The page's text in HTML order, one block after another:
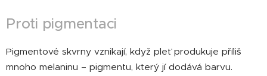
Proti pigmentaci
Pigmentové skvrny vznikají, když pleť produkuje příliš
mnoho melaninu – pigmentu, který jí dodává barvu.